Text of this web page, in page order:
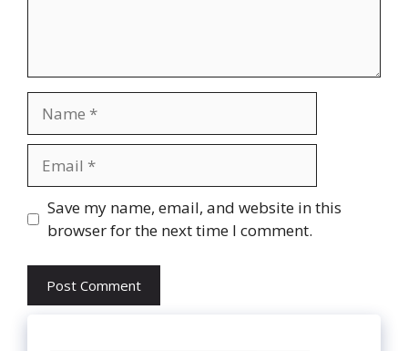
Website
Save my name, email, and website in this
browser for the next time I comment.